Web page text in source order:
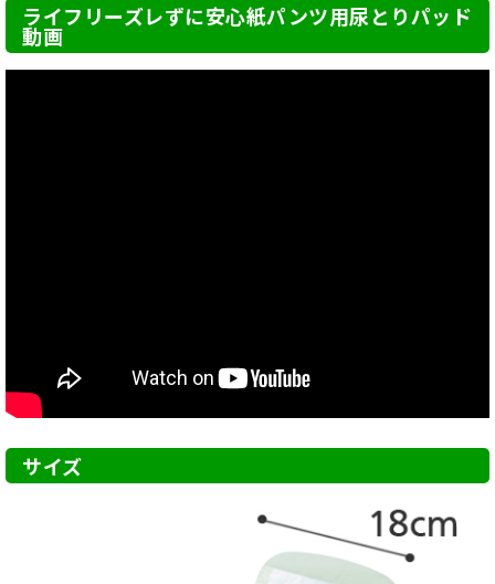
ライフリーズレずに安心紙パンツ用尿とりパッド
動画
サイズ